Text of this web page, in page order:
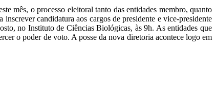
mês, o processo eleitoral tanto das entidades membro, quanto
candidatura aos cargos de presidente e vice-presidente
no Instituto de Ciências Biológicas, às 9h. As entidades que
o poder de voto. A posse da nova diretoria acontece logo em